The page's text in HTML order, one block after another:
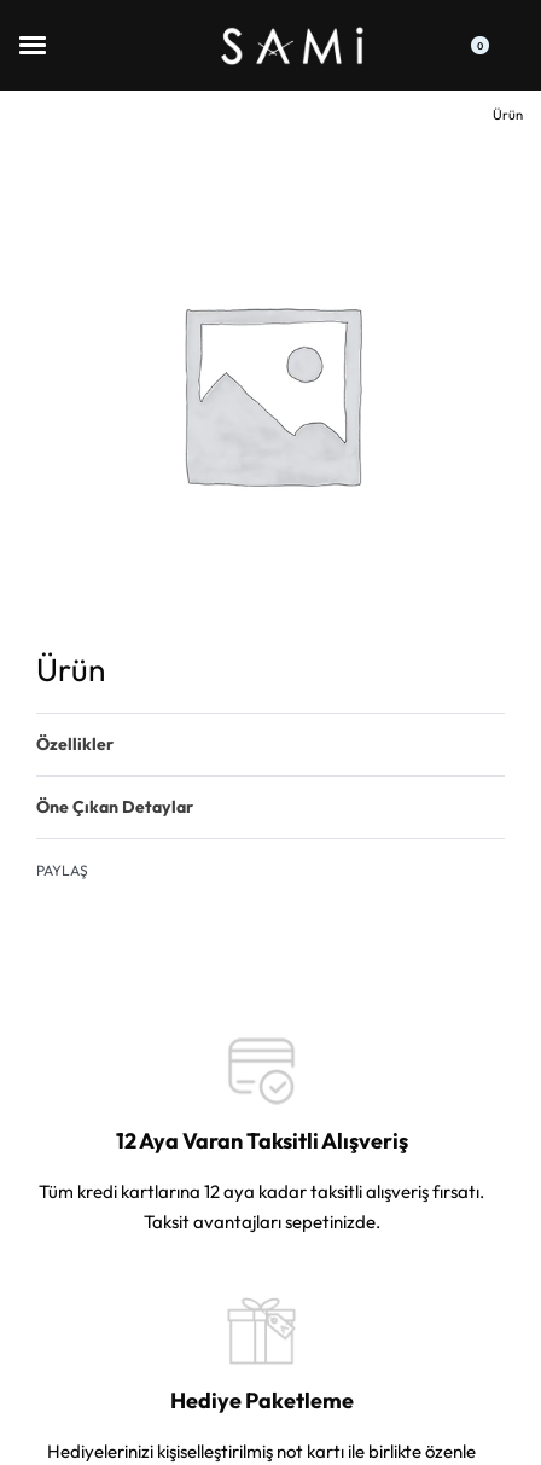
0
Ürün
Ürün
Özellikler
Öne Çıkan Detaylar
PAYLAŞ
12 Aya Varan Taksitli Alışveriş
Tüm kredi kartlarına 12 aya kadar taksitli alışveriş fırsatı.
Taksit avantajları sepetinizde.
Hediye Paketleme
Hediyelerinizi kişiselleştirilmiş not kartı ile birlikte özenle